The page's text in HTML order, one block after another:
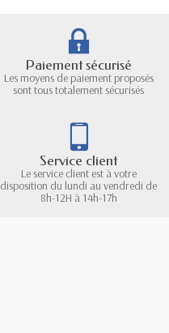
Paiement sécurisé
Les moyens de paiement proposés
sont tous totalement sécurisés
Service client
Le service client est à votre
disposition du lundi au vendredi de
8h-12H à 14h-17h